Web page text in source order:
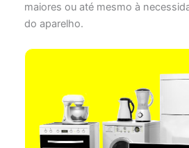
maiores ou até mesmo à
do aparelho.